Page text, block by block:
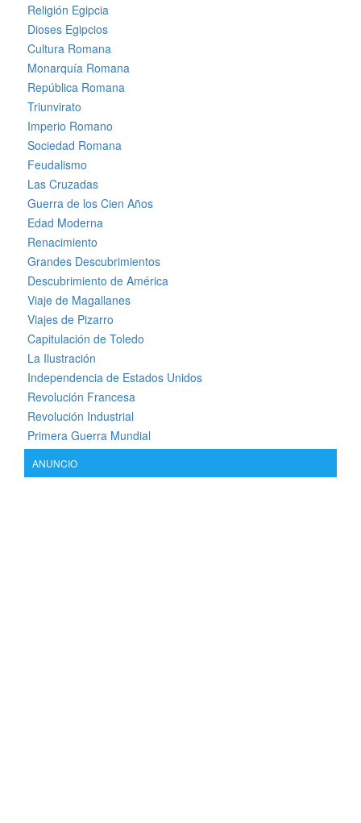
Religión Egipcia
Dioses Egipcios
Cultura Romana
Monarquía Romana
República Romana
Triunvirato
Imperio Romano
Sociedad Romana
Feudalismo
Las Cruzadas
Guerra de los Cien Años
Edad Moderna
Renacimiento
Grandes Descubrimientos
Descubrimiento de América
Viaje de Magallanes
Viajes de Pizarro
Capitulación de Toledo
La Ilustración
Independencia de Estados Unidos
Revolución Francesa
Revolución Industrial
Primera Guerra Mundial
ANUNCIO